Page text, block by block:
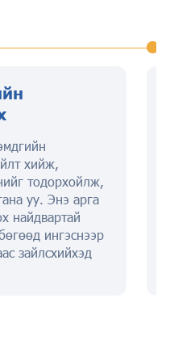
хийж,
тодорхойлж,
уу. Энэ арга
найдвартай
ингэснээр
зайлсхийхэд